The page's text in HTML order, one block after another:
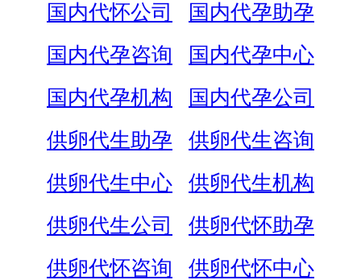
国内代怀公司
国内代孕助孕
国内代孕咨询
国内代孕中心
国内代孕机构
国内代孕公司
供卵代生助孕
供卵代生咨询
供卵代生中心
供卵代生机构
供卵代生公司
供卵代怀助孕
供卵代怀咨询
供卵代怀中心